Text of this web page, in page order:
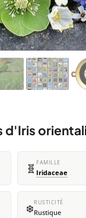
d'Iris
🧬 FAMILLE
Iridaceae
❄️RUSTICITÉ
Rustique